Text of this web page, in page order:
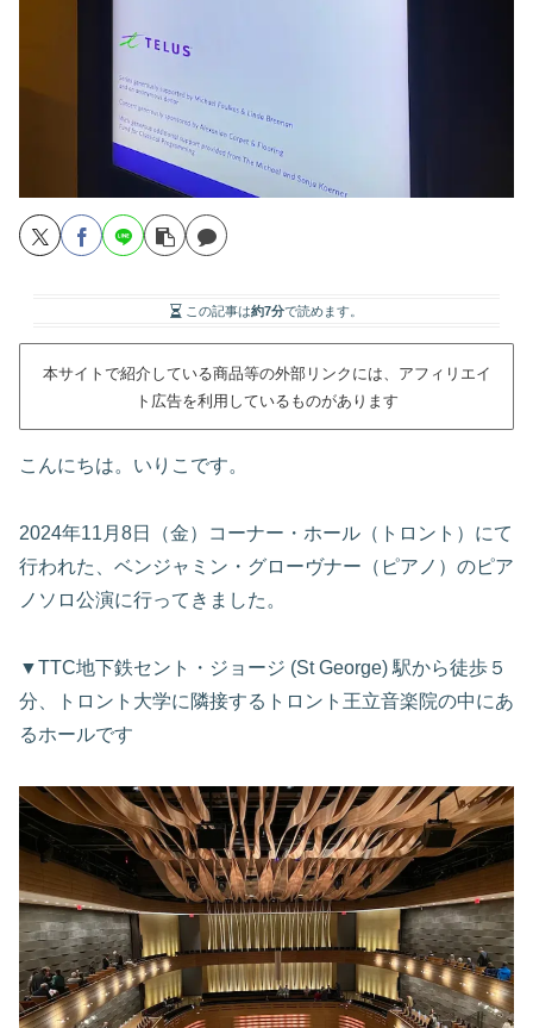
この記事は約7分で読めます。
本サイトで紹介している商品等の外部リンクには、アフィリエイ
ト広告を利用しているものがあります
こんにちは。いりこです。
2024年11月8日（金）コーナー・ホール（トロント）にて
行われた、ベンジャミン・グローヴナー（ピアノ）のピア
ノソロ公演に行ってきました。
▼TTC地下鉄セント・ジョージ (St George) 駅から徒歩５
分、トロント大学に隣接するトロント王立音楽院の中にあ
るホールです